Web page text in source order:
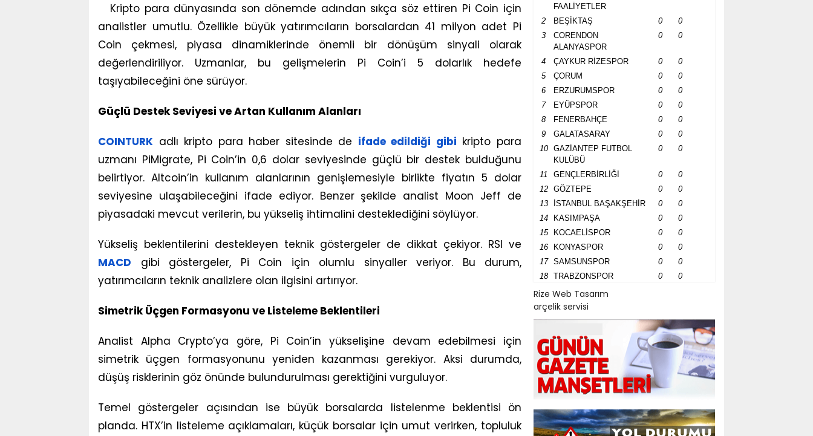
Kripto para dünyasında son dönemde adından sıkça söz ettiren Pi Coin için
analistler umutlu. Özellikle büyük yatırımcıların borsalardan 41 milyon adet Pi
Coin çekmesi, piyasa dinamiklerinde önemli bir dönüşüm sinyali olarak
değerlendiriliyor. Uzmanlar, bu gelişmelerin Pi Coin’i 5 dolarlık hedefe
taşıyabileceğini öne sürüyor.
Güçlü Destek Seviyesi ve Artan Kullanım Alanları
COINTURK adlı kripto para haber sitesinde de ifade edildiği gibi kripto para
uzmanı PiMigrate, Pi Coin’in 0,6 dolar seviyesinde güçlü bir destek bulduğunu
belirtiyor. Altcoin’in kullanım alanlarının genişlemesiyle birlikte fiyatın 5 dolar
seviyesine ulaşabileceğini ifade ediyor. Benzer şekilde analist Moon Jeff de
piyasadaki mevcut verilerin, bu yükseliş ihtimalini desteklediğini söylüyor.
Yükseliş beklentilerini destekleyen teknik göstergeler de dikkat çekiyor. RSI ve
MACD gibi göstergeler, Pi Coin için olumlu sinyaller veriyor. Bu durum,
yatırımcıların teknik analizlere olan ilgisini artırıyor.
Simetrik Üçgen Formasyonu ve Listeleme Beklentileri
Analist Alpha Crypto’ya göre, Pi Coin’in yükselişine devam edebilmesi için
simetrik üçgen formasyonunu yeniden kazanması gerekiyor. Aksi durumda,
düşüş risklerinin göz önünde bulundurulması gerektiğini vurguluyor.
Temel göstergeler açısından ise büyük borsalarda listelenme beklentisi ön
planda. HTX’in listeleme açıklamaları, küçük borsalar için umut verirken, topluluk
FAALİYETLER
2 BEŞİKTAŞ 0
0
3
CORENDON
ALANYASPOR
0 0
4 ÇAYKUR RİZESPOR 0
0
5
ÇORUM 0
0
6
ERZURUMSPOR 0
0
7
EYÜPSPOR 0
0
8
FENERBAHÇE 0
0
9
GALATASARAY 0
0
10
GAZİANTEP FUTBOL
KULÜBÜ
0 0
11 GENÇLERBİRLİĞİ 0
0
12
GÖZTEPE 0
0
13
İSTANBUL BAŞAKŞEHİR 0
0
14
KASIMPAŞA 0
0
15
KOCAELİSPOR 0
0
16
KONYASPOR 0
0
17
SAMSUNSPOR 0
0
18
TRABZONSPOR 0 0
Rize Web Tasarım
arçelik servisi